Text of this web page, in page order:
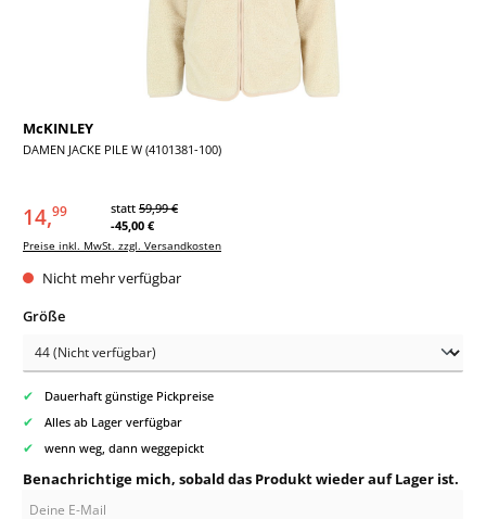
McKINLEY
DAMEN JACKE PILE W (4101381-100)
14,99 statt 59,99 €
-45,00 €
Preise inkl. MwSt. zzgl. Versandkosten
Nicht mehr verfügbar
Größeauswählen
✔ Dauerhaft günstige Pickpreise
✔ Alles ab Lager verfügbar
✔ wenn weg, dann weggepickt
Benachrichtige mich, sobald das Produkt wieder auf Lager ist.